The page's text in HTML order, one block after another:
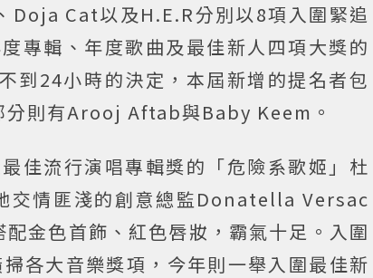
Doja Cat以及H.E.R分別以8項入圍緊追
專輯、年度歌曲及最佳新人四項大獎的
到24小時的決定，本屆新增的提名者包
分則有Arooj Aftab與Baby Keem。
佳流行演唱專輯獎的「危險系歌姬」杜
交情匪淺的創意總監Donatella Versac
金色首飾、紅色唇妝，霸氣十足。入圍
各大音樂獎項，今年則一舉入圍最佳新